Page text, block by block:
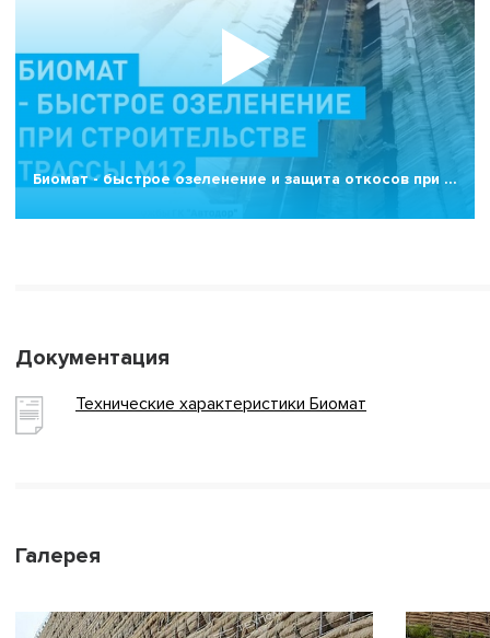
Биомат - быстрое озеленение и защита откосов при …
Документация
Технические характеристики Биомат
Галерея